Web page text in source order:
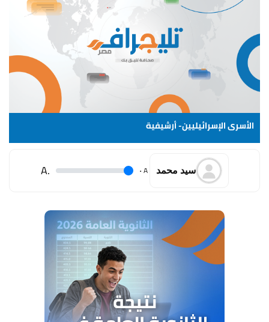
الأسرى الإسرائيليين- أرشيفية
سيد محمد A
.
.A